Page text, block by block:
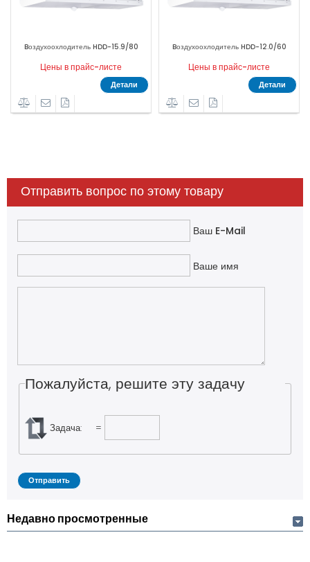
Bоздухоохлодитель HDD-9.6/48
Цены в прайс-листе
Детали
Bоздухоохлодитель HDD-9.0/
Цены в прайс-листе
Отправить вопрос по этому товару
Ваш E-Mail
Ваше имя
Пожалуйста, решите эту задачу
Задача: =
Недавно просмотренные